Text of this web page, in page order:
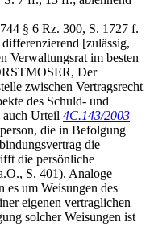
§ 6 Rz. 300, S. 1727 f.
[zulässig,
Verwaltungsrat im besten
Der
zwischen Vertragsrecht
des Schuld- und
auch Urteil 4C.143/2003
die in Befolgung
die
die persönliche
S. 401). Analoge
es um Weisungen des
eigenen vertraglichen
solcher Weisungen ist